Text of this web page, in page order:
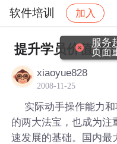
软件培训 加入
社区 软件培训
提升学员价值 威
xiaoyue828
2008-11-25
实际动手操作能力和
的两大法宝，也成为注
速发展的基础。国内最
服务
页面